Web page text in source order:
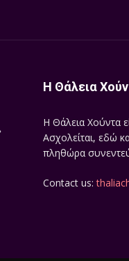
Η Θάλεια
Η Θάλεια Χούντα
Ασχολείται, εδώ
πληθώρα
Contact us: